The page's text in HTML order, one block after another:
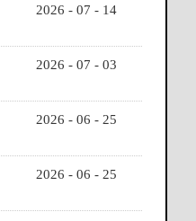
2026 - 07 - 14
2026 - 07 - 03
2026 - 06 - 25
2026 - 06 - 25